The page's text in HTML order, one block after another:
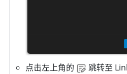
点击左上角的
跳转至